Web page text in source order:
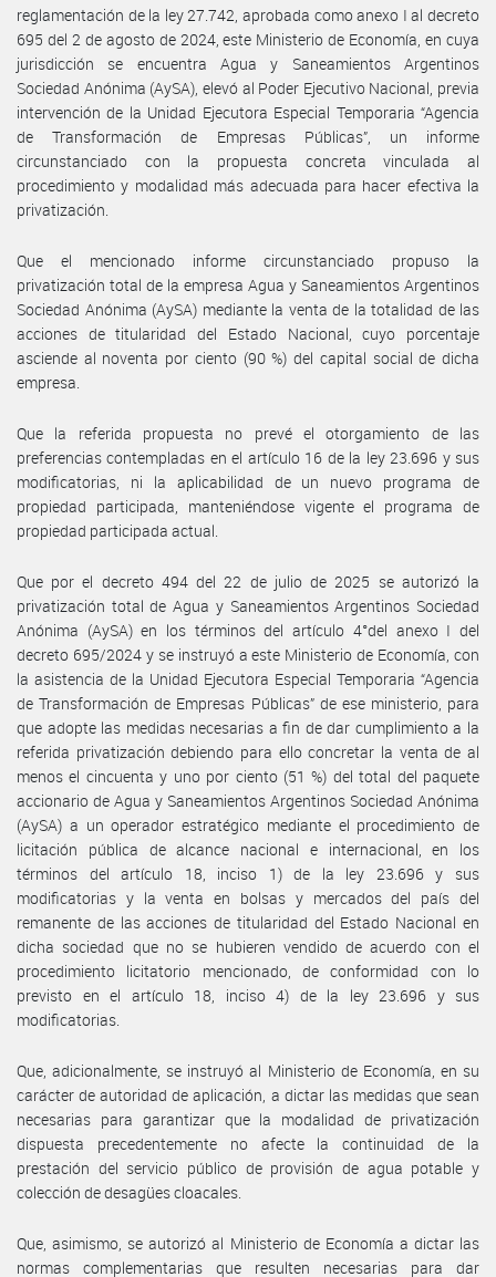
reglamentación de la ley 27.742, aprobada como anexo I al decreto
695 del 2 de agosto de 2024, este Ministerio de Economía, en cuya
jurisdicción se encuentra Agua y Saneamientos Argentinos
Sociedad Anónima (AySA), elevó al Poder Ejecutivo Nacional, previa
intervención de la Unidad Ejecutora Especial Temporaria “Agencia
de Transformación de Empresas Públicas”, un informe
circunstanciado con la propuesta concreta vinculada al
procedimiento y modalidad más adecuada para hacer efectiva la
privatización.
Que el mencionado informe circunstanciado propuso la
privatización total de la empresa Agua y Saneamientos Argentinos
Sociedad Anónima (AySA) mediante la venta de la totalidad de las
acciones de titularidad del Estado Nacional, cuyo porcentaje
asciende al noventa por ciento (90 %) del capital social de dicha
empresa.
Que la referida propuesta no prevé el otorgamiento de las
preferencias contempladas en el artículo 16 de la ley 23.696 y sus
modificatorias, ni la aplicabilidad de un nuevo programa de
propiedad participada, manteniéndose vigente el programa de
propiedad participada actual.
Que por el decreto 494 del 22 de julio de 2025 se autorizó la
privatización total de Agua y Saneamientos Argentinos Sociedad
Anónima (AySA) en los términos del artículo 4°del anexo I del
decreto 695/2024 y se instruyó a este Ministerio de Economía, con
la asistencia de la Unidad Ejecutora Especial Temporaria “Agencia
de Transformación de Empresas Públicas” de ese ministerio, para
que adopte las medidas necesarias a fin de dar cumplimiento a la
referida privatización debiendo para ello concretar la venta de al
menos el cincuenta y uno por ciento (51 %) del total del paquete
accionario de Agua y Saneamientos Argentinos Sociedad Anónima
(AySA) a un operador estratégico mediante el procedimiento de
licitación pública de alcance nacional e internacional, en los
términos del artículo 18, inciso 1) de la ley 23.696 y sus
modificatorias y la venta en bolsas y mercados del país del
remanente de las acciones de titularidad del Estado Nacional en
dicha sociedad que no se hubieren vendido de acuerdo con el
procedimiento licitatorio mencionado, de conformidad con lo
previsto en el artículo 18, inciso 4) de la ley 23.696 y sus
modificatorias.
Que, adicionalmente, se instruyó al Ministerio de Economía, en su
carácter de autoridad de aplicación, a dictar las medidas que sean
necesarias para garantizar que la modalidad de privatización
dispuesta precedentemente no afecte la continuidad de la
prestación del servicio público de provisión de agua potable y
colección de desagües cloacales.
Que, asimismo, se autorizó al Ministerio de Economía a dictar las
normas complementarias que resulten necesarias para dar